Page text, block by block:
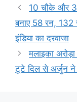
10 चौके और 3
बनाए 58 रन, 132
इंडिया का दरवाजा
मलाइका
टूटे दिल से अर्जुन ने